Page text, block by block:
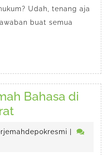
Udah, tenang aja
buat semua
Bahasa di
Kantor
Penerjemah
Bahasa